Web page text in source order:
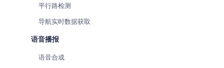
平行路检测
导航实时数据获取
语音播报
语音合成